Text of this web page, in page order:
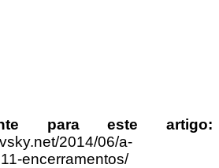
para este artigo:
2014/06/a-
encerramentos/